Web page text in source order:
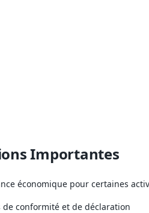
Importantes
économique pour certaines
de conformité et de déclaration